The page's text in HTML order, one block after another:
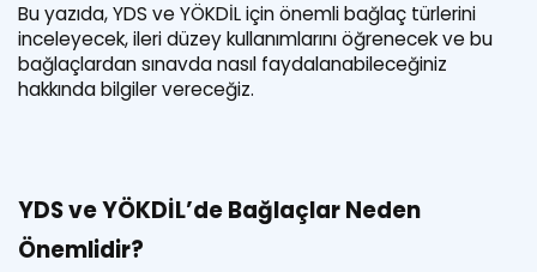
Bu yazıda, YDS ve YÖKDİL için önemli bağlaç türlerini
inceleyecek, ileri düzey kullanımlarını öğrenecek ve bu
bağlaçlardan sınavda nasıl faydalanabileceğiniz
hakkında bilgiler vereceğiz.
YDS ve YÖKDİL’de Bağlaçlar Neden
Önemlidir?